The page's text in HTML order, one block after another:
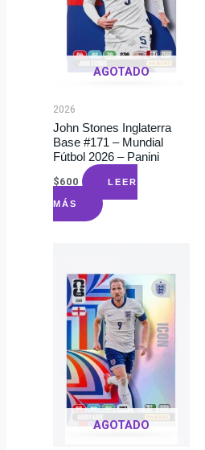
AGOTADO
2026
John Stones Inglaterra
Base #171 – Mundial
Fútbol 2026 – Panini
$600 LEER
MÁS
AGOTADO